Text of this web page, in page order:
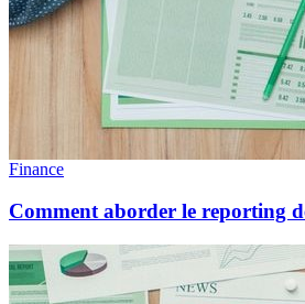
Finance
Comment aborder le reporting